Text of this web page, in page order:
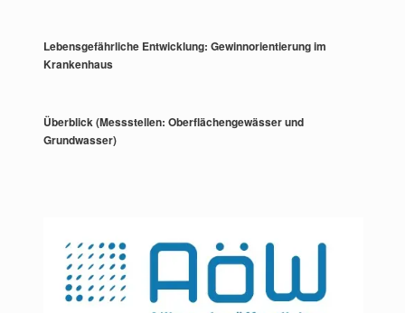
Lebensgefährliche Entwicklung: Gewinnorientierung im
Krankenhaus
Überblick (Messstellen: Oberflächengewässer und
Grundwasser)